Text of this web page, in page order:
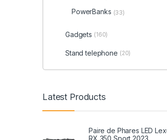
PowerBanks (33)
Gadgets (160)
Stand telephone (20)
Latest Products
Paire de Phares LED
RX 350 Sport 2023